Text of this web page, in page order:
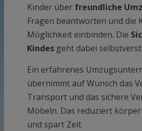
Kinder über freundliche
Fragen beantworten und die
Möglichkeit einbinden. Die
Kindes geht dabei
Ein erfahrenes
übernimmt auf Wunsch das
Transport und das sichere
Möbeln. Das reduziert
und spart Zeit.